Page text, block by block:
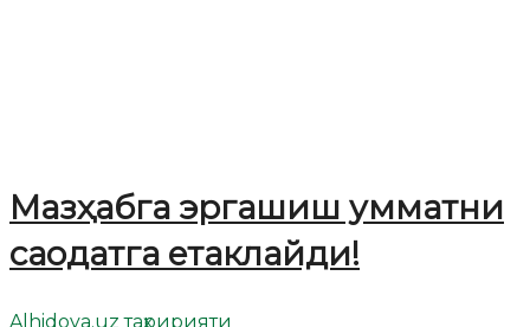
Мазҳабга эргашиш умматни
саодатга етаклайди!
Alhidoya.uz таҳририяти